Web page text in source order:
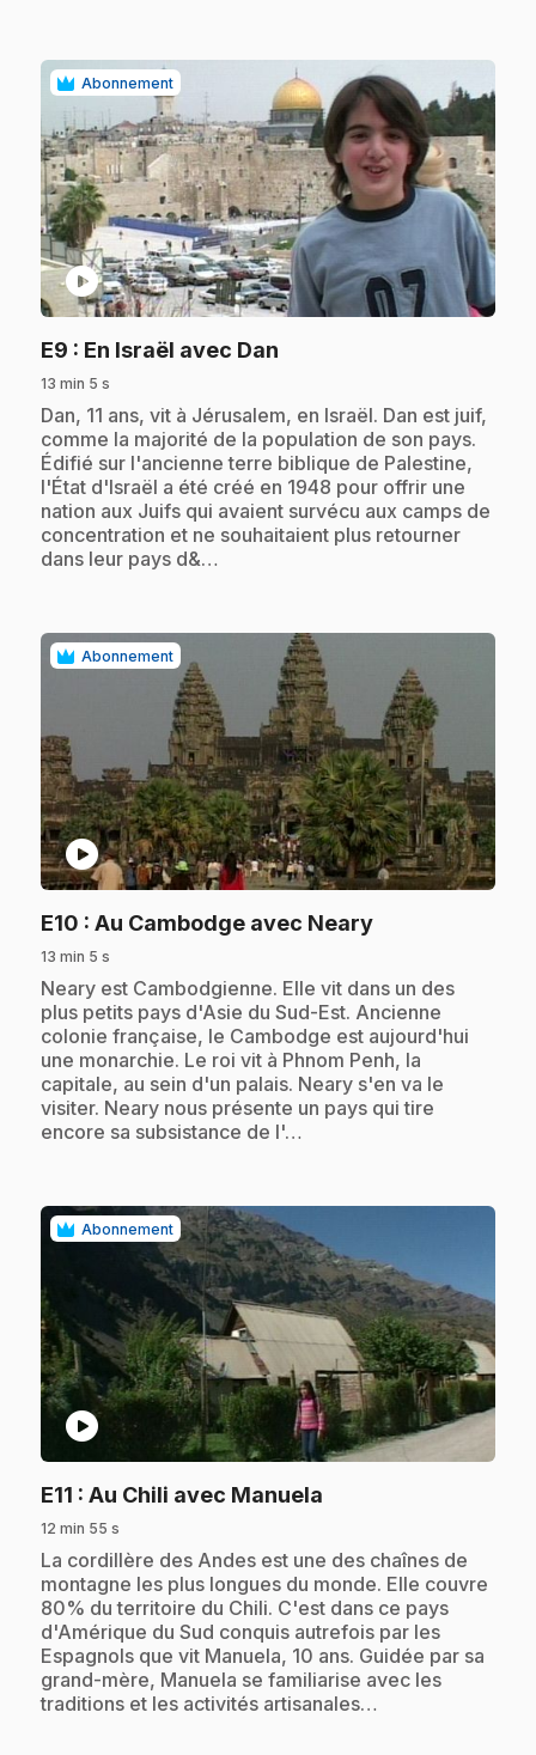
Abonnement
play_circle
E9 : En Israël avec Dan
13 min 5 s
.Dan, 11 ans, vit à Jérusalem, en Israël. Dan est juif,
comme la majorité de la population de son pays.
Édifié sur l'ancienne terre biblique de Palestine,
l'État d'Israël a été créé en 1948 pour offrir une
nation aux Juifs qui avaient survécu aux camps de
concentration et ne souhaitaient plus retourner
dans leur pays d&…
Abonnement
play_circle
E10 : Au Cambodge avec Neary.
13 min 5 s
.Neary est Cambodgienne. Elle vit dans un des
plus petits pays d'Asie du Sud-Est. Ancienne
colonie française, le Cambodge est aujourd'hui
une monarchie. Le roi vit à Phnom Penh, la
capitale, au sein d'un palais. Neary s'en va le
visiter. Neary nous présente un pays qui tire
encore sa subsistance de l'…
Abonnement
play_circle
E11 : Au Chili avec Manuela
12 min 55 s
.La cordillère des Andes est une des chaînes de
montagne les plus longues du monde. Elle couvre
80% du territoire du Chili. C'est dans ce pays
d'Amérique du Sud conquis autrefois par les
Espagnols que vit Manuela, 10 ans. Guidée par sa
grand-mère, Manuela se familiarise avec les
traditions et les activités artisanales…